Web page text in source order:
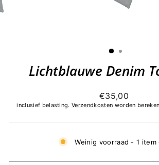
Lichtblauwe Denim
Normale
prijs
€35,00
inclusief belasting.Verzendkosten worden
Weinig voorraad - 1 item